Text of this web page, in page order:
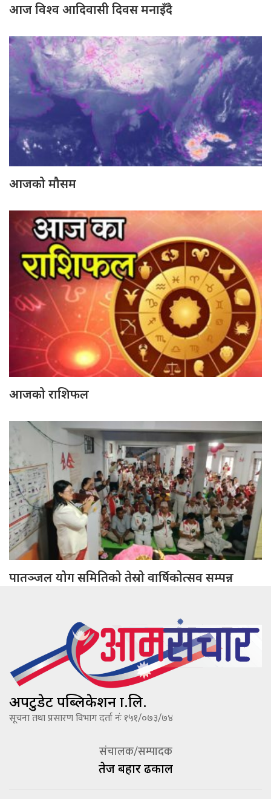
आज विश्व आदिवासी दिवस मनाइँदै
आजको मौसम
आजको राशिफल
पातञ्जल योग समितिको तेस्रो वार्षिकोत्सव सम्पन्न
अपटुडेट पब्लिकेशन प्रा.लि.
सूचना तथा प्रसारण विभाग दर्ता नंः १५१/०७३/७४
संचालक/सम्पादक
तेज बहादूर ढकाल